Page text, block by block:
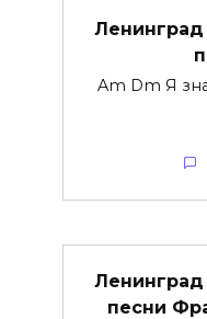
Am Dm Я
песни